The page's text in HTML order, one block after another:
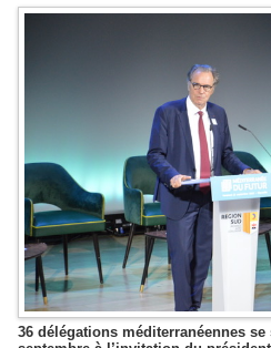
36 délégations méditerranéennes